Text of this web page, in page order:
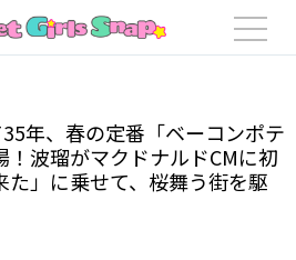
2/2】愛されて35年、春の定番「ベーコン
35年、春の定番「ベーコンポテ
！波瑠がマクドナルドCMに初
た」に乗せて、桜舞う街を駆